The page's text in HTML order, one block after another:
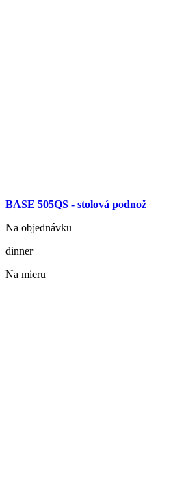
BASE 505QS - stolová podnož
Na objednávku
dinner
Na mieru